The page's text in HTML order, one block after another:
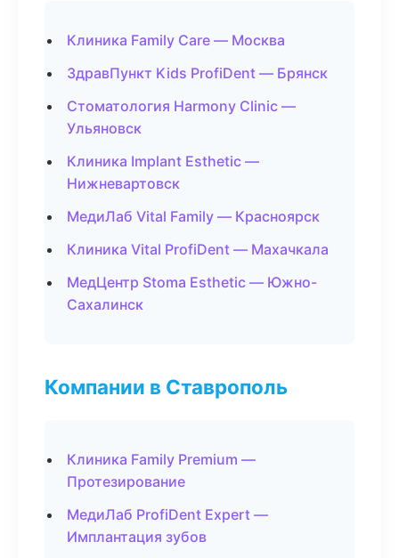
Клиника Family Care — Москва
ЗдравПункт Kids ProfiDent — Брянск
Стоматология Harmony Clinic —
Ульяновск
Клиника Implant Esthetic —
Нижневартовск
МедиЛаб Vital Family — Красноярск
Клиника Vital ProfiDent — Махачкала
МедЦентр Stoma Esthetic — Южно-
Сахалинск
Компании в Ставрополь
Клиника Family Premium —
Протезирование
МедиЛаб ProfiDent Expert —
Имплантация зубов